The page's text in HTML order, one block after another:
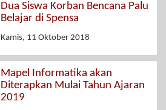
Dua Siswa Korban Bencana Palu
Belajar di Spensa
Kamis, 11 Oktober 2018
Mapel Informatika akan
Diterapkan Mulai Tahun Ajaran
2019